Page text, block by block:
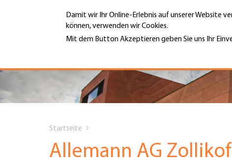
Damit wir Ihr Online-Erlebnis auf unserer Website
können, verwenden wir Cookies.
Mit dem Button Akzeptieren geben Sie uns Ihr
Hauptnavigation
PORTRÄT
DIENSTLEISTUNGEN
MENÜ
are
Startseite
Allemann AG